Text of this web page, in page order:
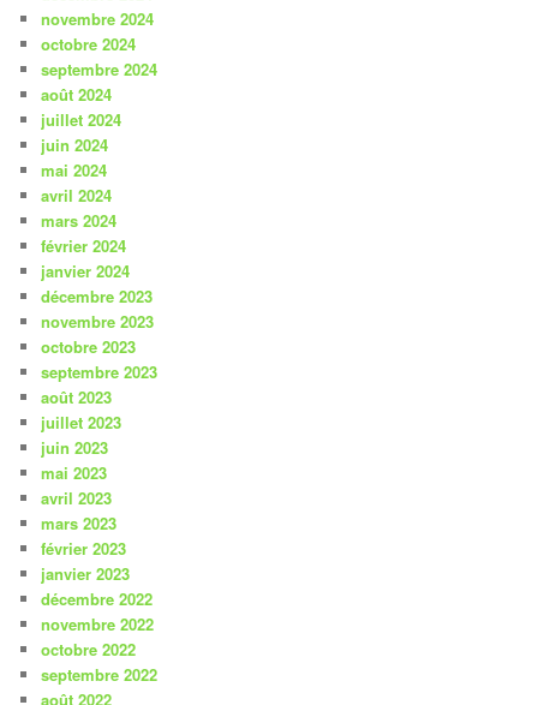
novembre 2024
octobre 2024
septembre 2024
août 2024
juillet 2024
juin 2024
mai 2024
avril 2024
mars 2024
février 2024
janvier 2024
décembre 2023
novembre 2023
octobre 2023
septembre 2023
août 2023
juillet 2023
juin 2023
mai 2023
avril 2023
mars 2023
février 2023
janvier 2023
décembre 2022
novembre 2022
octobre 2022
septembre 2022
août 2022